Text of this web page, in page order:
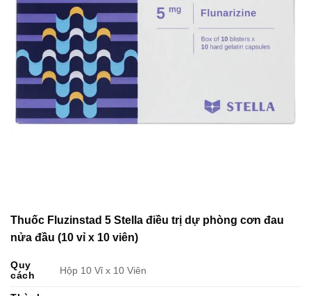
Thuốc Fluzinstad 5 Stella điều trị dự phòng cơn đau
nửa đầu (10 vỉ x 10 viên)
Quy
cách
Hộp 10 Vỉ x 10 Viên